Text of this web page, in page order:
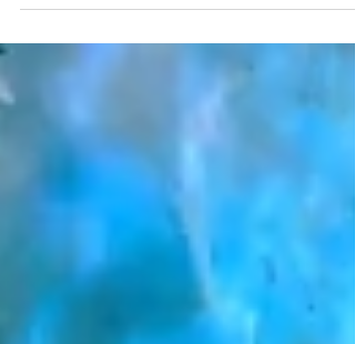
元に、何が問題なのかを勉強しました。 感
染症対策は感受性宿主について対策を勉強
ました。 弊社は各事業部ごとの研修や勉強